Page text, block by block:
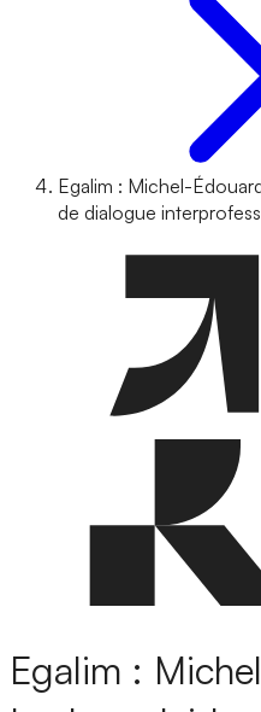
Egalim : Michel-
de dialogue
Egalim :